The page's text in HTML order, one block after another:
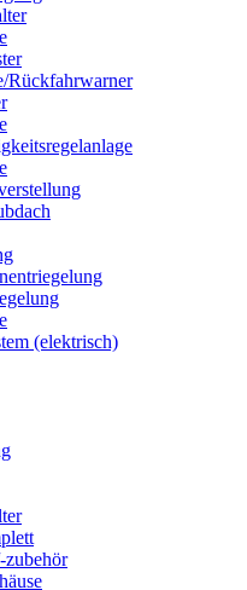
Rückfahrwarner
(elektrisch)
zubehör